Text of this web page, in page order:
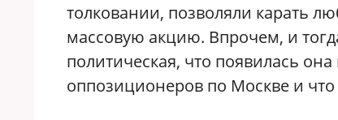
толковании, позволяли карать
массовую акцию. Впрочем, и
политическая, что появилась
оппозиционеров по Москве и